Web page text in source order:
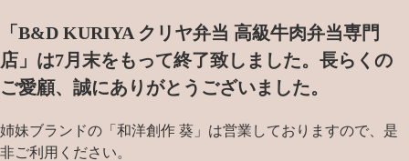
「B&D KURIYA クリヤ弁当 高級牛肉弁当専門
店」は7月末をもって終了致しました。 長らくの
ご愛顧、誠にありがとうございました。
姉妹ブランドの「和洋創作 葵」は営業しておりますので、是
非ご利用ください。